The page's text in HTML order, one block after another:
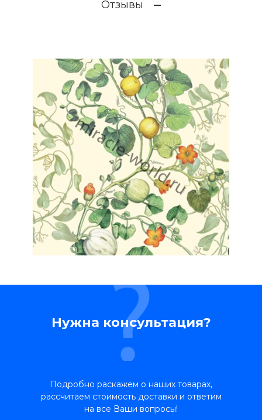
Отзывы
Нужна консультация?
Подробно раскажем о наших товарах,
рассчитаем стоимость доставки и ответим
на все Ваши вопросы!